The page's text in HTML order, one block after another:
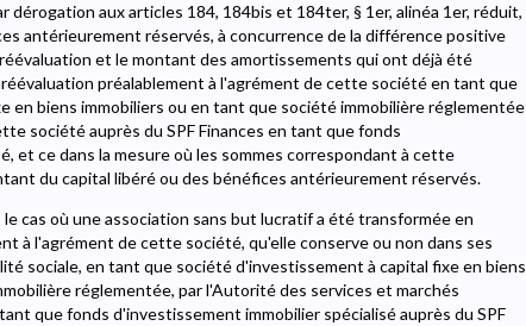
dérogation aux articles 184, 184bis et 184ter, § 1er, alinéa 1er, réduit,
antérieurement réservés, à concurrence de la différence positive
et le montant des amortissements qui ont déjà été
préalablement à l'agrément de cette société en tant que
en biens immobiliers ou en tant que société immobilière réglementée
société auprès du SPF Finances en tant que fonds
et ce dans la mesure où les sommes correspondant à cette
du capital libéré ou des bénéfices antérieurement réservés.
le cas où une association sans but lucratif a été transformée en
à l'agrément de cette société, qu'elle conserve ou non dans ses
sociale, en tant que société d'investissement à capital fixe en biens
réglementée, par l'Autorité des services et marchés
que fonds d'investissement immobilier spécialisé auprès du SPF